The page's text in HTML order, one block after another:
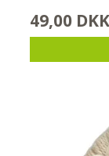
49,00 DKK